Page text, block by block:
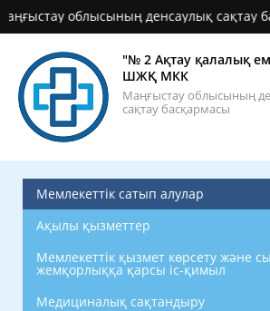
облысының денсаулық сақтау
"№ 2 Ақтау қалалық
ШЖҚ МКК
Маңғыстау облысының
сақтау басқармасы
Мемлекеттік сатып алулар
Ақылы қызметтер
Мемлекеттік қызмет көрсету және
жемқорлыққа қарсы іс-қимыл
Медициналық сақтандыру